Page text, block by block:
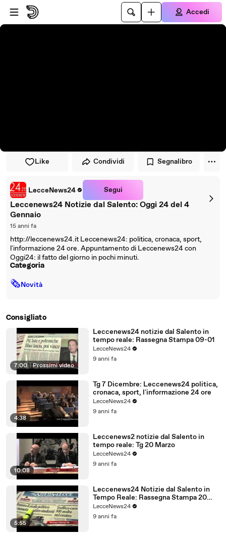
Vai al lettore
Passa al contenuto principale
Accedi
Like Condividi Segnalibro
LecceNews24 Segui
Leccenews24 Notizie dal Salento: Oggi 24 del 4
Gennaio
15 anni fa
http://leccenews24.it Leccenews24: politica, cronaca, sport,
l'informazione 24 ore. Appuntamento di Leccenews24 con
Oggi24: il fatto del giorno in pochi minuti.
Categoria
🗞Novità
Consigliato
7:00 | Prossimi video
Leccenews24 notizie dal Salento in
tempo reale: Rassegna Stampa 09-01
LecceNews24
9 anni fa
4:38
Tg 7 Dicembre: Leccenews24 politica,
cronaca, sport, l'informazione 24 ore
LecceNews24
9 anni fa
10:08
Leccenews2 notizie dal Salento in
tempo reale: Tg 20 Marzo
LecceNews24
9 anni fa
5:55
Leccenews24 Notizie dal Salento in
Tempo Reale: Rassegna Stampa 20
Marzo
LecceNews24
9 anni fa